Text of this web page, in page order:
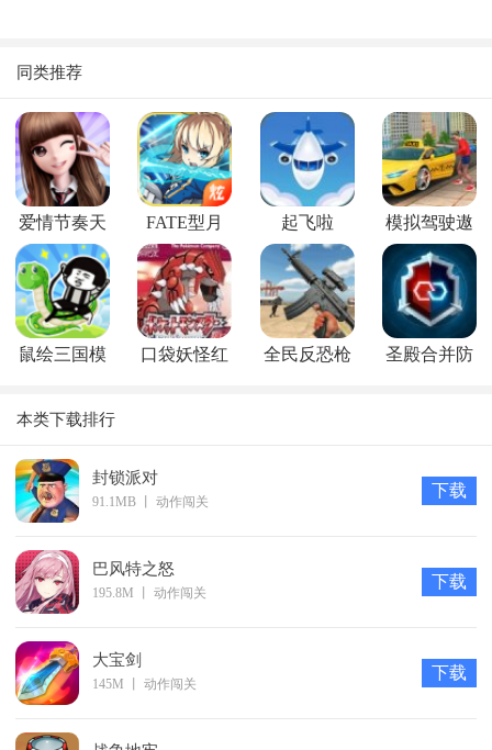
同类推荐
爱情节奏天
才安卓版
FATE型月 起飞啦
模拟驾驶遨
游中国安卓
版
鼠绘三国模
口袋妖怪红
全民反恐枪
圣殿合并防
本类下载排行
封锁派对
91.1MB 动作闯关
下载
巴风特之怒
195.8M 动作闯关
下载
大宝剑
145M 动作闯关
下载